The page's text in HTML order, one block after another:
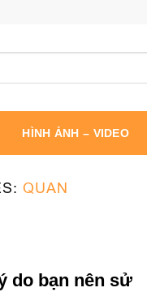
HÌNH ẢNH – VIDEO
QUAN
do bạn nên sử